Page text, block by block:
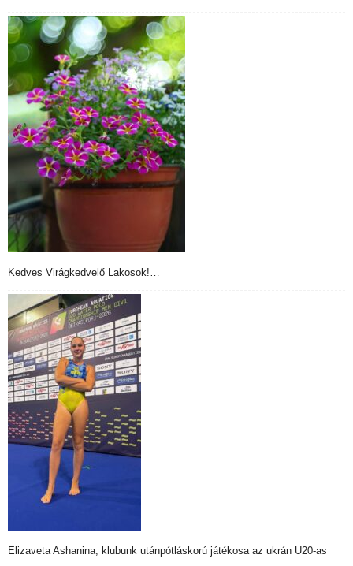
Kedves Virágkedvelő Lakosok!…
Elizaveta Ashanina, klubunk utánpótláskorú játékosa az ukrán U20-as